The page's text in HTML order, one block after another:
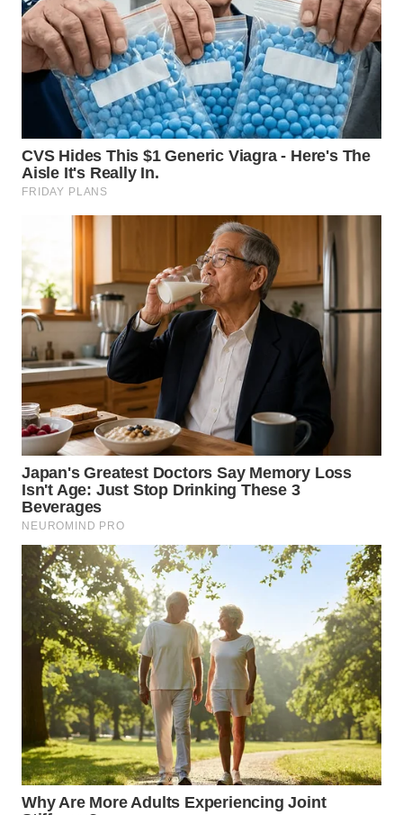
WN
TAPANULI
SELATAN
WN
TANJUNG
LESUNG
WN
SIMALUNGUN
LABUHANBATU
TAPANULI
TENGAH
WN DELI
SERDANG
WN
TEBING
TINGGI
WN
PAKPAK
WN
KARAWANG
WN
BEKASI